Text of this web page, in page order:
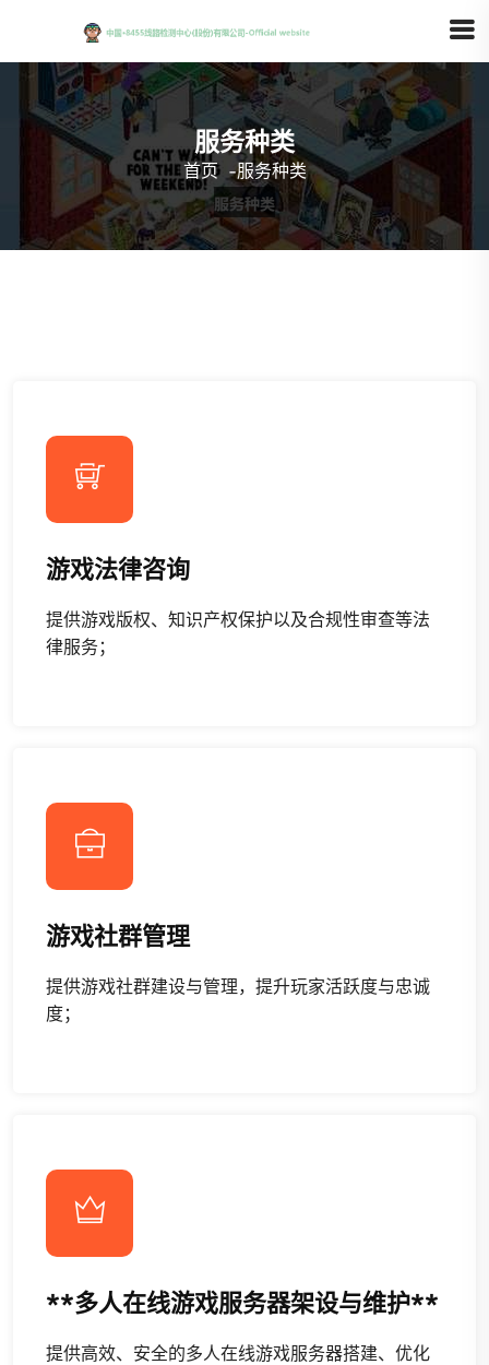
服务种类
首页 -服务种类
游戏法律咨询
提供游戏版权、知识产权保护以及合规性审查等法
律服务；
游戏社群管理
提供游戏社群建设与管理，提升玩家活跃度与忠诚
度；
**多人在线游戏服务器架设与维护**
提供高效、安全的多人在线游戏服务器搭建、优化